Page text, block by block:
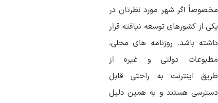
اگر شهر مورد نظرتان در
از کشورهای توسعهنیافته قرار
باشد. روزنامه های
محلی،
دولتی غیره
از
اینترنت به راحتی
قابل
هستند و به همین
دلیل